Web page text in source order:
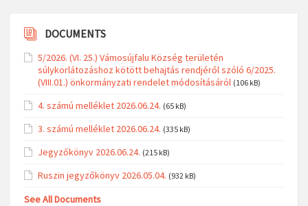
DOCUMENTS
5/2026. (VI. 25.) Vámosújfalu Község területén
súlykorlátozáshoz kötött behajtás rendjéről szóló 6/2025.
(VIII.01.) önkormányzati rendelet módosításáról (106 kB)
4. számú melléklet 2026.06.24. (65 kB)
3. számú melléklet 2026.06.24. (335 kB)
Jegyzőkönyv 2026.06.24. (215 kB)
Ruszin jegyzőkönyv 2026.05.04. (932 kB)
See All Documents